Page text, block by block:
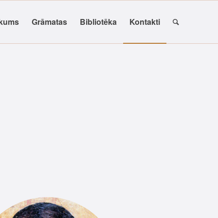
Grāmatas Bibliotēka Kontakti